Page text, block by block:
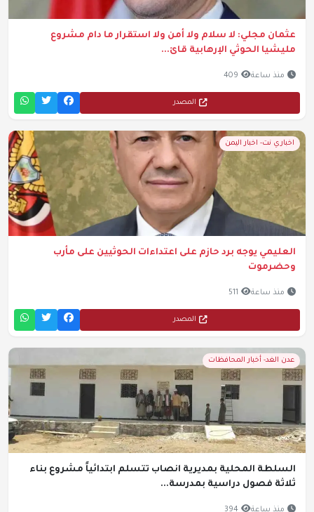
عثمان مجلي: لا سلام ولا أمن ولا استقرار ما دام مشروع
مليشيا الحوثي الإرهابية قائ...
منذ ساعة 409
المصدر
اخباري نت- اخبار اليمن
العليمي يوجه برد حازم على اعتداءات الحوثيين على مأرب
وحضرموت
منذ ساعة 511
المصدر
عدن الغد- أخبار المحافظات
السلطة المحلية بمديرية انصاب تتسلم ابتدائياً مشروع بناء
ثلاثة فصول دراسية بمدرسة...
منذ ساعة 394